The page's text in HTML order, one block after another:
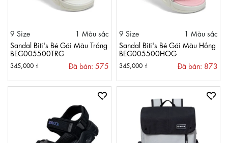
9 Size
1 Màu sắc
Sandal Biti's Bé Gái Màu Trắng
BEG005500TRG
345,000 ₫ Đã bán: 575
9 Size
1 Màu sắc
Sandal Biti's Bé Gái Màu Hồng
BEG005500HOG
345,000 ₫ Đã bán: 873